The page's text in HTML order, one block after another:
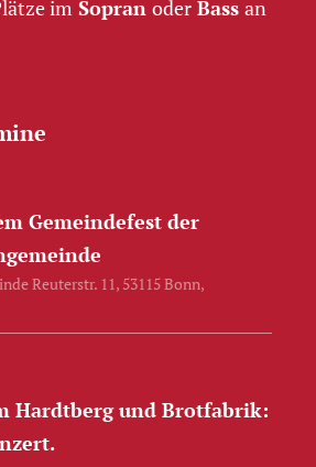
im Sopran oder Bass an
Gemeindefest der
Reuterstr. 11, 53115 Bonn,
Hardtberg und Brotfabrik: